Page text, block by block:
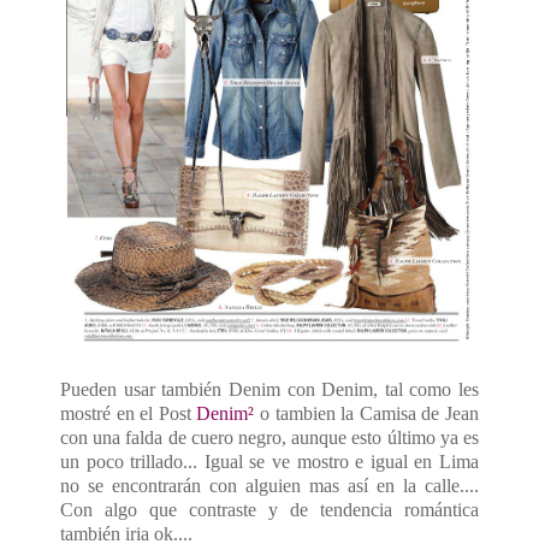
Pueden usar también Denim con Denim, tal como les
mostré en el PostDenim² o tambien la Camisa de Jean
con una falda de cuero negro, aunque esto último ya es
un poco trillado... Igual se ve mostro e igual en Lima
no se encontrarán con alguien mas así en la calle....
Con algo que contraste y de tendencia romántica
también iria ok....